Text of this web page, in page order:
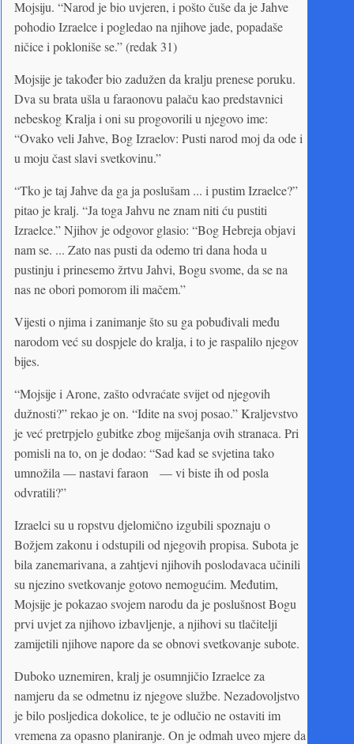
Mojsiju. “Narod je bio uvjeren, i pošto čuše da je Jahve
pohodio Izraelce i pogledao na njihove jade, popadaše
ničice i pokloniše se.” (redak 31)
Mojsije je također bio zadužen da kralju prenese poruku.
Dva su brata ušla u faraonovu palaču kao predstavnici
nebeskog Kralja i oni su progovorili u njegovo ime:
“Ovako veli Jahve, Bog Izraelov: Pusti narod moj da ode i
u moju čast slavi svetkovinu.”
“Tko je taj Jahve da ga ja poslušam ... i pustim Izraelce?”
pitao je kralj. “Ja toga Jahvu ne znam niti ću pustiti
Izraelce.” Njihov je odgovor glasio: “Bog Hebreja objavi
nam se. ... Zato nas pusti da odemo tri dana hoda u
pustinju i prinesemo žrtvu Jahvi, Bogu svome, da se na
nas ne obori pomorom ili mačem.”
Vijesti o njima i zanimanje što su ga pobuđivali među
narodom već su dospjele do kralja, i to je raspalilo njegov
bijes.
“Mojsije i Arone, zašto odvraćate svijet od njegovih
dužnosti?” rekao je on. “Idite na svoj posao.” Kraljevstvo
je već pretrpjelo gubitke zbog miješanja ovih stranaca. Pri
pomisli na to, on je dodao: “Sad kad se svjetina tako
umnožila — nastavi faraon — vi biste ih od posla
odvratili?”
Izraelci su u ropstvu djelomično izgubili spoznaju o
Božjem zakonu i odstupili od njegovih propisa. Subota je
bila zanemarivana, a zahtjevi njihovih poslodavaca učinili
su njezino svetkovanje gotovo nemogućim. Međutim,
Mojsije je pokazao svojem narodu da je poslušnost Bogu
prvi uvjet za njihovo izbavljenje, a njihovi su tlačitelji
zamijetili njihove napore da se obnovi svetkovanje subote.
Duboko uznemiren, kralj je osumnjičio Izraelce za
namjeru da se odmetnu iz njegove službe. Nezadovoljstvo
je bilo posljedica dokolice, te je odlučio ne ostaviti im
vremena za opasno planiranje. On je odmah uveo mjere da